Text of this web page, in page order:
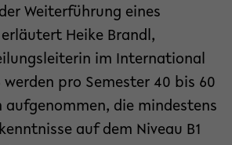
Weiterführung eines
Heike Brandl,
im International
werden pro Semester 40 bis 60
aufgenommen, die mindestens
auf dem Niveau B1